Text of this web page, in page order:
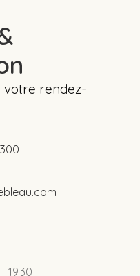
votre rendez-
19.30